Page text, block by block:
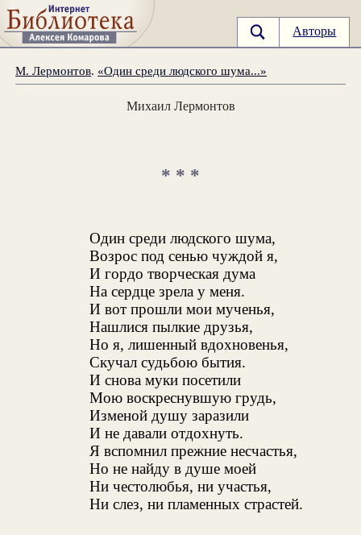
Авторы
М. Лермонтов. «Один среди людского шума...»
Михаил Лермонтов
* * *
Один среди людского шума,
Возрос под сенью чуждой я,
И гордо творческая дума
На сердце зрела у меня.
И вот прошли мои мученья,
Нашлися пылкие друзья,
Но я, лишенный вдохновенья,
Скучал судьбою бытия.
И снова муки посетили
Мою воскреснувшую грудь,
Изменой душу заразили
И не давали отдохнуть.
Я вспомнил прежние несчастья,
Но не найду в душе моей
Ни честолюбья, ни участья,
Ни слез, ни пламенных страстей.